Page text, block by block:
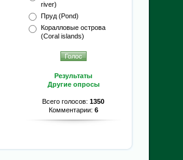
river)
Пруд (Pond)
Коралловые острова
(Coral islands)
Результаты
Другие опросы
Всего голосов: 1350
Комментарии: 6